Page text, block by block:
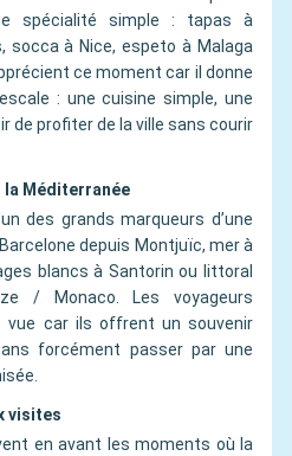
spécialité simple : tapas à
socca à Nice, espeto à Malaga
ce moment car il donne
: une cuisine simple, une
de profiter de la ville sans courir
la Méditerranée
des grands marqueurs d’une
depuis Montjuïc, mer à
blancs à Santorin ou littoral
/ Monaco. Les voyageurs
vue car ils offrent un souvenir
forcément passer par une
visites
en avant les moments où la